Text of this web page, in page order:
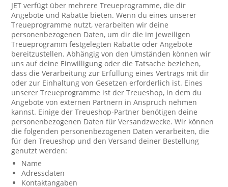
JET verfügt über mehrere Treueprogramme, die dir
Angebote und Rabatte bieten. Wenn du eines unserer
Treueprogramme nutzt, verarbeiten wir deine
personenbezogenen Daten, um dir die im jeweiligen
Treueprogramm festgelegten Rabatte oder Angebote
bereitzustellen. Abhängig von den Umständen können wir
uns auf deine Einwilligung oder die Tatsache beziehen,
dass die Verarbeitung zur Erfüllung eines Vertrags mit dir
oder zur Einhaltung von Gesetzen erforderlich ist. Eines
unserer Treueprogramme ist der Treueshop, in dem du
Angebote von externen Partnern in Anspruch nehmen
kannst. Einige der Treueshop-Partner benötigen deine
personenbezogenen Daten für Versandzwecke. Wir können
die folgenden personenbezogenen Daten verarbeiten, die
für den Treueshop und den Versand deiner Bestellung
genutzt werden:
Name
Adressdaten
Kontaktangaben